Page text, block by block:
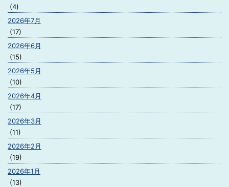
(4)
2026年7月
(17)
2026年6月
(15)
2026年5月
(10)
2026年4月
(17)
2026年3月
(11)
2026年2月
(19)
2026年1月
(13)